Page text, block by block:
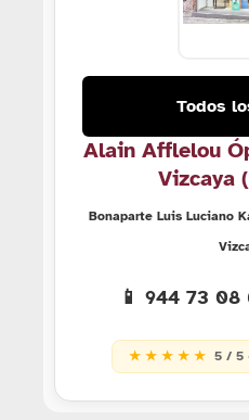
Todos
Alain Afflelou
Vizcaya
Bonaparte Luis Luciano
📱 944 73 08
★ ★ ★ ★ ★ 5 / 5